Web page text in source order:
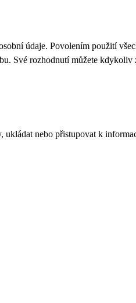
údaje. Povolením použití
Své rozhodnutí můžete kdykoliv
nebo přistupovat k